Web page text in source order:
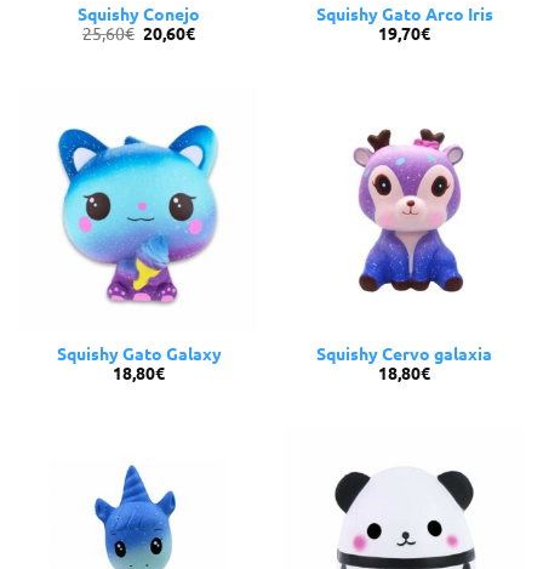
Squishy Conejo
25,60€ El
precio
20,60€El
precio
Squishy Gato Arco Iris
19,70€
Squishy Gato Galaxy
18,80€
Squishy Cervo galaxia
18,80€